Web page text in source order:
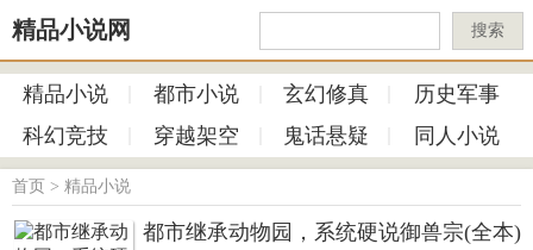
精品小说网 搜索
精品小说 都市小说 玄幻修真
历史军事
科幻竞技
穿越架空 鬼话悬疑 同人小说
首页 > 精品小说
都市继承动物园，系统硬说御兽宗(全本)